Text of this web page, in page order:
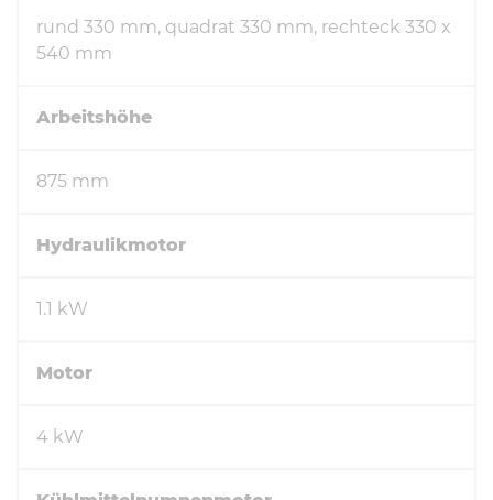
rund 330 mm, quadrat 330 mm, rechteck 330 x
540 mm
Arbeitshöhe
875 mm
Hydraulikmotor
1.1 kW
Motor
4 kW